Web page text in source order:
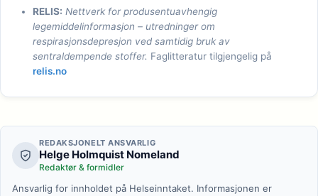
RELIS: Nettverk for produsentuavhengig
legemiddelinformasjon – utredninger om
respirasjonsdepresjon ved samtidig bruk av
sentraldempende stoffer. Faglitteratur tilgjengelig på
relis.no
REDAKSJONELT ANSVARLIG
Helge Holmquist Nomeland
Redaktør & formidler
Ansvarlig for innholdet på Helseinntaket. Informasjonen er